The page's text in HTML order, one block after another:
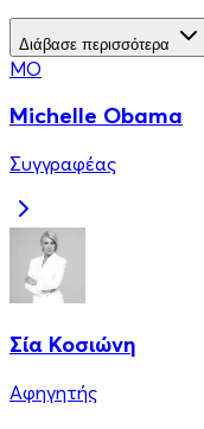
Διάβασε περισσότερα
MO
Michelle Obama
Συγγραφέας
Σία Κοσιώνη
Αφηγητής